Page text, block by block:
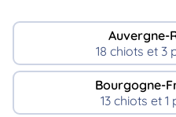
Auvergne-
18 chiots et 3
Bourgogne-
13 chiots et